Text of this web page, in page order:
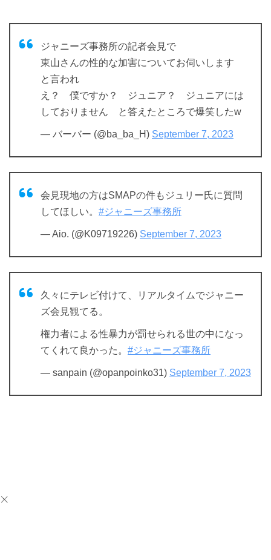
ジャニーズ事務所の記者会見で
東山さんの性的な加害についてお伺いします
と言われ
え？ 僕ですか？ ジュニア？ ジュニアには
しておりません と答えたところで爆笑したw
— バーバー (@ba_ba_H) September 7, 2023
会見現地の方はSMAPの件もジュリー氏に質問
してほしい。 #ジャニーズ事務所
— Aio. (@K09719226) September 7, 2023
久々にテレビ付けて、リアルタイムでジャニー
ズ会見観てる。
権力者による性暴力が罰せられる世の中になっ
てくれて良かった。 #ジャニーズ事務所
— sanpain (@opanpoinko31) September 7, 2023